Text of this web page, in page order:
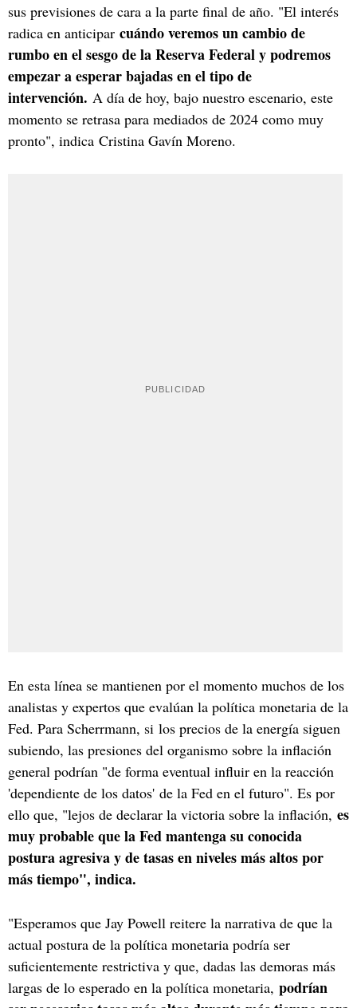
sus previsiones de cara a la parte final de año. "El interés
radica en anticipar cuándo veremos un cambio de
rumbo en el sesgo de la Reserva Federal y podremos
empezar a esperar bajadas en el tipo de
intervención. A día de hoy, bajo nuestro escenario, este
momento se retrasa para mediados de 2024 como muy
pronto", indica Cristina Gavín Moreno.
En esta línea se mantienen por el momento muchos de los
analistas y expertos que evalúan la política monetaria de la
Fed. Para Scherrmann, si los precios de la energía siguen
subiendo, las presiones del organismo sobre la inflación
general podrían "de forma eventual influir en la reacción
'dependiente de los datos' de la Fed en el futuro". Es por
ello que, "lejos de declarar la victoria sobre la inflación, es
muy probable que la Fed mantenga su conocida
postura agresiva y de tasas en niveles más altos por
más tiempo", indica.
"Esperamos que Jay Powell reitere la narrativa de que la
actual postura de la política monetaria podría ser
suficientemente restrictiva y que, dadas las demoras más
largas de lo esperado en la política monetaria, podrían